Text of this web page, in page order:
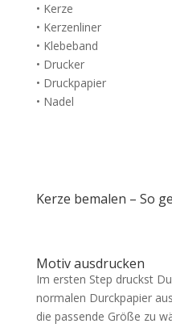
• Kerze
• Kerzenliner
• Klebeband
• Drucker
• Druckpapier
• Nadel
Kerze bemalen – So
Motiv ausdrucken
Im ersten Step druckst
normalen Durckpapier
die passende Größe zu